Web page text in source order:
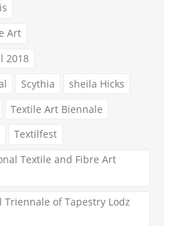
Art
2018
Scythia
sheila Hicks
Textile Art Biennale
Textilfest
Textile and Fibre Art
of Tapestry Lodz